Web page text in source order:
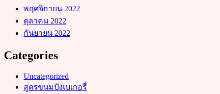
พฤศจิกายน 2022
ตุลาคม 2022
กันยายน 2022
Categories
Uncategorized
สูตรขนมปังเบเกอรี่